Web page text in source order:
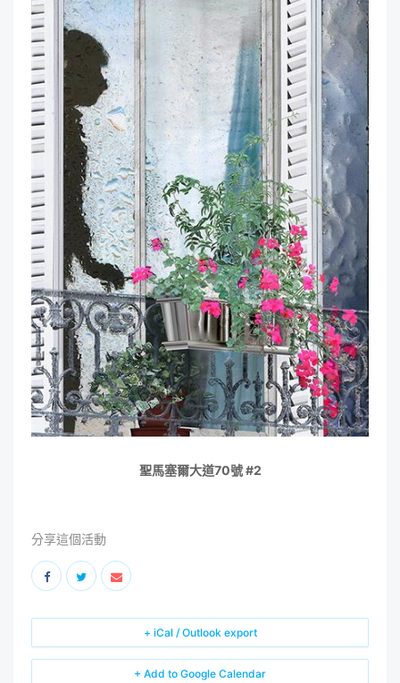
聖馬塞爾大道70號 #2
分享這個活動
+ Add to Google Calendar
+ iCal / Outlook export